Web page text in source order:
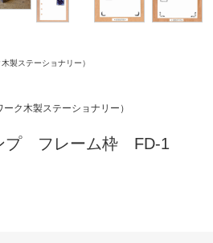
製ステーショナリー）
ク木製ステーショナリー）
プ フレーム枠 FD-1